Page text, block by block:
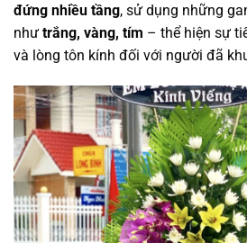
đứng nhiều tầng, sử dụng những
như trắng, vàng, tím – thể hiện sự
và lòng tôn kính đối với người đã